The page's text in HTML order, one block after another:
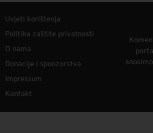
Uvjeti korištenja
Politika zaštite privatnosti
O nama
Donacije i sponzorstva
Impressum
Kontakt